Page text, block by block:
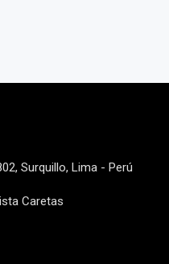
Surquillo, Lima - Perú
Caretas